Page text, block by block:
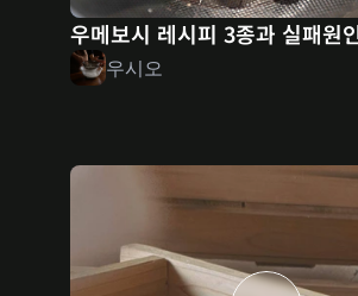
우메보시 레시피 3종과 실패원
우시오